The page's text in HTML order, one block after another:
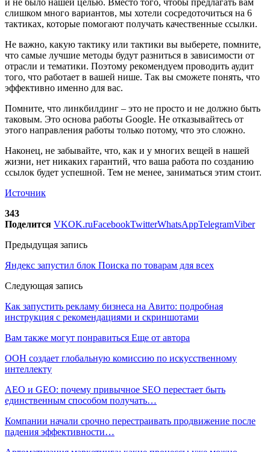
и не было нашей целью. Вместо того, чтобы предлагать вам
слишком много вариантов, мы хотели сосредоточиться на 6
тактиках, которые помогают получать качественные ссылки.
Не важно, какую тактику или тактики вы выберете, помните,
что самые лучшие методы будут разниться в зависимости от
отрасли и тематики. Поэтому рекомендуем проводить аудит
того, что работает в вашей нише. Так вы сможете понять, что
эффективно именно для вас.
Помните, что линкбилдинг – это не просто и не должно быть
таковым. Это основа работы Google. Не отказывайтесь от
этого направления работы только потому, что это сложно.
Наконец, не забывайте, что, как и у многих вещей в нашей
жизни, нет никаких гарантий, что ваша работа по созданию
ссылок будет успешной. Тем не менее, заниматься этим стоит.
Источник
343
Поделится VKOK.ruFacebookTwitterWhatsAppTelegramViber
Предыдущая запись
Яндекс запустил блок Поиска по товарам для всех
Следующая запись
Как запустить рекламу бизнеса на Авито: подробная
инструкция с рекомендациями и скриншотами
Вам также могут понравиться Еще от автора
ООН создает глобальную комиссию по искусственному
интеллекту
AEO и GEO: почему привычное SEO перестает быть
единственным способом получать…
Компании начали срочно перестраивать продвижение после
падения эффективности…